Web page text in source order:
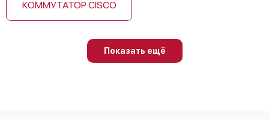
КОММУТАТОР CISCO
Показать ещё